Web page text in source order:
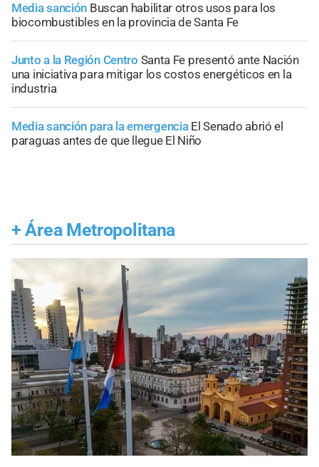
Media sanción Buscan habilitar otros usos para los
biocombustibles en la provincia de Santa Fe
Junto a la Región Centro Santa Fe presentó ante Nación
una iniciativa para mitigar los costos energéticos en la
industria
Media sanción para la emergencia El Senado abrió el
paraguas antes de que llegue El Niño
+ Área Metropolitana